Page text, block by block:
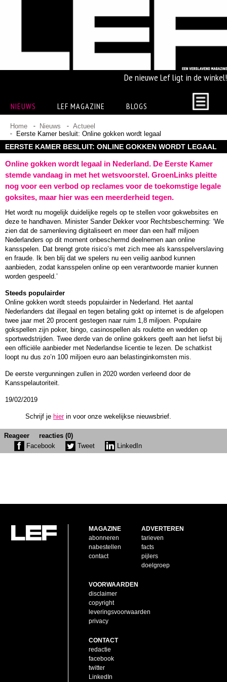
De nieuwe Lef ligt in de winkel!
NIEUWS LEF MAGAZINE BLOGS
Home Nieuws
Actueel
Eerste Kamer besluit: Online gokken wordt legaal
EERSTE KAMER BESLUIT: ONLINE GOKKEN WORDT LEGAAL
Online gokken wordt legaal in Nederland. De Eerste Kamer
stemde vandaag in met het wetsvoorstel. GroenLinks pleitte
nog voor een verbod op reclames voor de toekomstige legale
goksites, maar hier was een meerderheid tegen.
Het wordt nu mogelijk duidelijke regels op te stellen voor gokwebsites en
deze te handhaven. Minister Sander Dekker voor Rechtsbescherming: ‘We
zien dat de samenleving digitaliseert en meer dan een half miljoen
Nederlanders op dit moment onbeschermd deelnemen aan online
kansspelen. Dat brengt grote risico’s met zich mee als kansspelverslaving
en fraude. Ik ben blij dat we spelers nu een veilig aanbod kunnen
aanbieden, zodat kansspelen online op een verantwoorde manier kunnen
worden gespeeld.’
Steeds populairder
Online gokken wordt steeds populairder in Nederland. Het aantal
Nederlanders dat illegaal en tegen betaling gokt op internet is de afgelopen
twee jaar met 20 procent gestegen naar ruim 1,8 miljoen. Populaire
gokspellen zijn poker, bingo, casinospellen als roulette en wedden op
sportwedstrijden. Twee derde van de online gokkers geeft aan het liefst bij
een officiële aanbieder met Nederlandse licentie te lezen. De schatkist
loopt nu dus zo’n 100 miljoen euro aan belastinginkomsten mis.
De eerste vergunningen zullen in 2020 worden verleend door de
Kansspelautoriteit.
19/02/2019
Schrijf je hierin voor onze wekelijkse nieuwsbrief.
Reageer
reacties (0)
Facebook
Tweet LinkedIn
MAGAZINE
abonneren
nabestellen
contact
ADVERTEREN
tarieven
facts
pijlers
doelgroep
VOORWAARDEN
disclaimer
copyright
leveringsvoorwaarden
privacy
CONTACT
redactie
facebook
twitter
LinkedIn